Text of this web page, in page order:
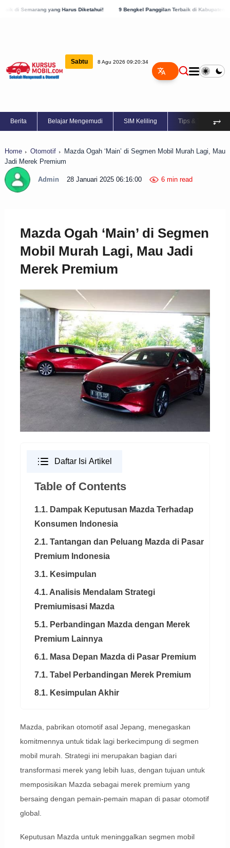
Harus Diketahui! 9 Bengkel Panggilan Terbaik di Kabupaten Semarang, Cek
Sabtu 8 Agu 2026 09:20:35
Berita Belajar Mengemudi SIM Keliling Tips & Trik ⥅
Home Otomotif
Mazda Ogah ‘Main’ di Segmen Mobil Murah Lagi, Mau
Jadi Merek Premium
Admin 28 Januari 2025 06:16:00 6 min read
Mazda Ogah ‘Main’ di Segmen
Mobil Murah Lagi, Mau Jadi
Merek Premium
Daftar Isi Artikel
Table of Contents
1.1. Dampak Keputusan Mazda Terhadap
Konsumen Indonesia
2.1. Tantangan dan Peluang Mazda di Pasar
Premium Indonesia
3.1. Kesimpulan
4.1. Analisis Mendalam Strategi
Premiumisasi Mazda
5.1. Perbandingan Mazda dengan Merek
Premium Lainnya
6.1. Masa Depan Mazda di Pasar Premium
7.1. Tabel Perbandingan Merek Premium
8.1. Kesimpulan Akhir
Mazda, pabrikan otomotif asal Jepang, menegaskan
komitmennya untuk tidak lagi berkecimpung di segmen
mobil murah. Strategi ini merupakan bagian dari
transformasi merek yang lebih luas, dengan tujuan untuk
memposisikan Mazda sebagai merek premium yang
bersaing dengan pemain-pemain mapan di pasar otomotif
global.
Keputusan Mazda untuk meninggalkan segmen mobil